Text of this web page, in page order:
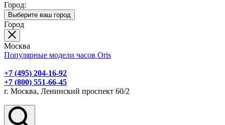
Город:
Выберите ваш город
Город
Москва
Популярные модели часов Oris
+7 (495) 204-16-92
+7 (800) 551-66-45
г. Москва, Ленинский проспект 60/2